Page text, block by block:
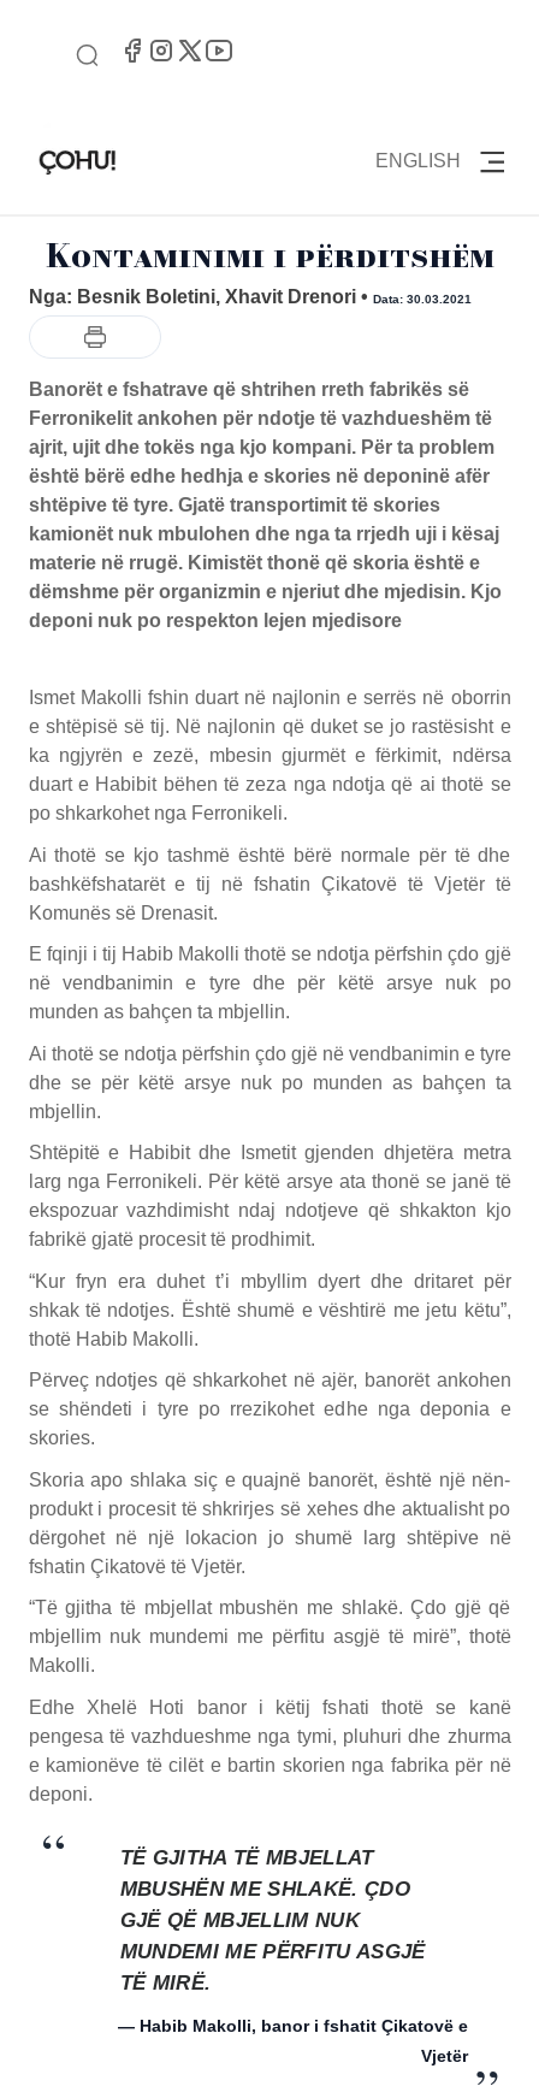
ENGLISH
Kontaminimi i përditshëm
Nga: Besnik Boletini, Xhavit Drenori • Data: 30.03.2021
Banorët e fshatrave që shtrihen rreth fabrikës së
Ferronikelit ankohen për ndotje të vazhdueshëm të
ajrit, ujit dhe tokës nga kjo kompani. Për ta problem
është bërë edhe hedhja e skories në deponinë afër
shtëpive të tyre. Gjatë transportimit të skories
kamionët nuk mbulohen dhe nga ta rrjedh uji i kësaj
materie në rrugë. Kimistët thonë që skoria është e
dëmshme për organizmin e njeriut dhe mjedisin. Kjo
deponi nuk po respekton lejen mjedisore
Ismet Makolli fshin duart në najlonin e serrës në oborrin
e shtëpisë së tij. Në najlonin që duket se jo rastësisht e
ka ngjyrën e zezë, mbesin gjurmët e fërkimit, ndërsa
duart e Habibit bëhen të zeza nga ndotja që ai thotë se
po shkarkohet nga Ferronikeli.
Ai thotë se kjo tashmë është bërë normale për të dhe
bashkëfshatarët e tij në fshatin Çikatovë të Vjetër të
Komunës së Drenasit.
E fqinji i tij Habib Makolli thotë se ndotja përfshin çdo gjë
në vendbanimin e tyre dhe për këtë arsye nuk po
munden as bahçen ta mbjellin.
Ai thotë se ndotja përfshin çdo gjë në vendbanimin e tyre
dhe se për këtë arsye nuk po munden as bahçen ta
mbjellin.
Shtëpitë e Habibit dhe Ismetit gjenden dhjetëra metra
larg nga Ferronikeli. Për këtë arsye ata thonë se janë të
ekspozuar vazhdimisht ndaj ndotjeve që shkakton kjo
fabrikë gjatë procesit të prodhimit.
“Kur fryn era duhet t’i mbyllim dyert dhe dritaret për
shkak të ndotjes. Është shumë e vështirë me jetu këtu”,
thotë Habib Makolli.
Përveç ndotjes që shkarkohet në ajër, banorët ankohen
se shëndeti i tyre po rrezikohet edhe nga deponia e
skories.
Skoria apo shlaka siç e quajnë banorët, është një nën-
produkt i procesit të shkrirjes së xehes dhe aktualisht po
dërgohet në një lokacion jo shumë larg shtëpive në
fshatin Çikatovë të Vjetër.
“Të gjitha të mbjellat mbushën me shlakë. Çdo gjë që
mbjellim nuk mundemi me përfitu asgjë të mirë”, thotë
Makolli.
Edhe Xhelë Hoti banor i këtij fshati thotë se kanë
pengesa të vazhdueshme nga tymi, pluhuri dhe zhurma
e kamionëve të cilët e bartin skorien nga fabrika për në
deponi.
TË GJITHA TË MBJELLAT
MBUSHËN ME SHLAKË. ÇDO
GJË QË MBJELLIM NUK
MUNDEMI ME PËRFITU ASGJË
TË MIRË.
— Habib Makolli, banor i fshatit Çikatovë e
Vjetër